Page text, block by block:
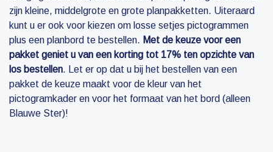
zijn kleine, middelgrote en grote planpakketten. Uiteraard
kunt u er ook voor kiezen om losse setjes pictogrammen
plus een planbord te bestellen. Met de keuze voor een
pakket geniet u van een korting tot 17% ten opzichte van
los bestellen. Let er op dat u bij het bestellen van een
pakket de keuze maakt voor de kleur van het
pictogramkader en voor het formaat van het bord (alleen
Blauwe Ster)!